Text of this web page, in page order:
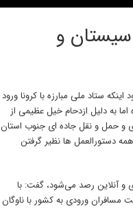
سیستان و
ستاد ملی مبارزه با کرونا ورود
اما به دلیل ازدحام خیل عظیمی از
و حمل و نقل جاده ای جنوب استان
دستورالعمل ها نظیر گرفتن
و آنلاین رصد می‌شود، گفت: با
مسافران ورودی به کشور با ناوگان